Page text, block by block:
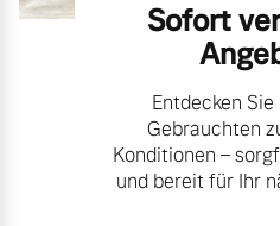
Sofort
Entdecken
Gebrauchten
Konditionen –
und bereit für Ihr